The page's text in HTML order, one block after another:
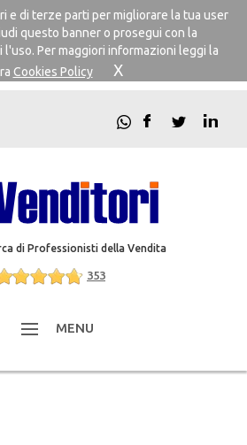
e di terze parti per migliorare la tua user
questo banner o prosegui con la
Per maggiori informazioni leggi la
Cookies Policy X
di Professionisti della Vendita
353
MENU